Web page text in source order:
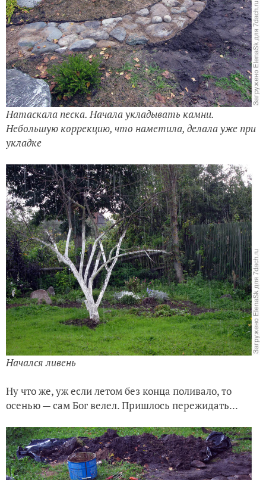
Натаскала песка. Начала укладывать камни.
Небольшую коррекцию, что наметила, делала уже при
укладке
Начался ливень
Ну что же, уж если летом без конца поливало, то
осенью — сам Бог велел. Пришлось пережидать...